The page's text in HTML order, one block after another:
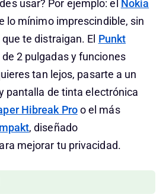
usar? Por ejemplo: el Nokia
lo mínimo imprescindible, sin
te distraigan. El Punkt
2 pulgadas y funciones
tan lejos, pasarte a un
pantalla de tinta electrónica
Hibreak Proo el más
, diseñado
mejorar tu privacidad.